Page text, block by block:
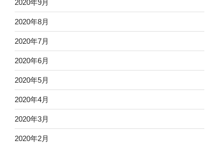
2020年9月
2020年8月
2020年7月
2020年6月
2020年5月
2020年4月
2020年3月
2020年2月